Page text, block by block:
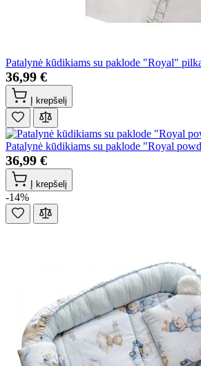
Patalynė kūdikiams su paklode "Royal"
36,99 €
Į krepšelį
Patalynė kūdikiams su paklode "Royal
36,99 €
Į krepšelį
-14%